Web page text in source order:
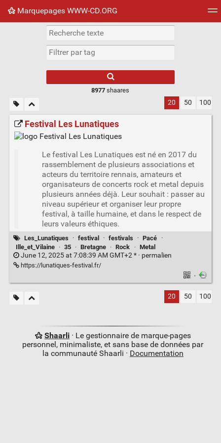
Marquepages WWW-CD.ORG
Nuage de tags Mur d'images
8977 shaares
20 50 100
Festival Les Lunatiques
Le festival Les Lunatiques est né en 2017 du
rassemblement de plusieurs associations et
acteurs du territoire rennais, amateurs et
organisateurs de concerts rock et metal depuis
plusieurs années déjà. Leur souhait : passer au
niveau supérieur et organiser leur propre
festival, à taille humaine, et dans le respect de
leurs valeurs éthiques.
Les_Lunatiques · festival · festivals · Pacé
·
Ille_et_Vilaine
· 35 · Bretagne · Rock · Metal
June 12, 2025 at 7:08:39 AM GMT+2 * · permalien
https://lunatiques-festival.fr/
·
20 50 100
Shaarli· Le gestionnaire de marque-pages
personnel, minimaliste, et sans base de données par
la communauté Shaarli · Documentation